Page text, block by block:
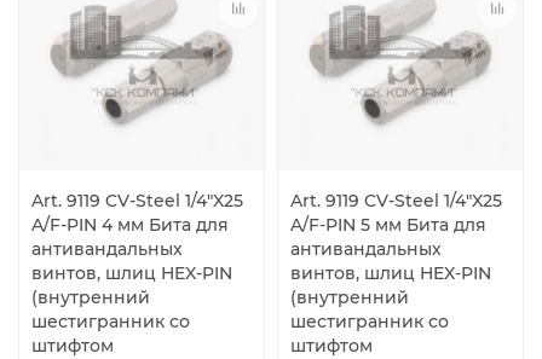
Art. 9119 CV-Steel 1/4"X25
A/F-PIN 4 мм Бита для
антивандальных
винтов, шлиц HEX-PIN
(внутренний
шестигранник со
штифтом
Art. 9119 CV-Steel 1/4"X25
A/F-PIN 5 мм Бита для
антивандальных
винтов, шлиц HEX-PIN
(внутренний
шестигранник со
штифтом